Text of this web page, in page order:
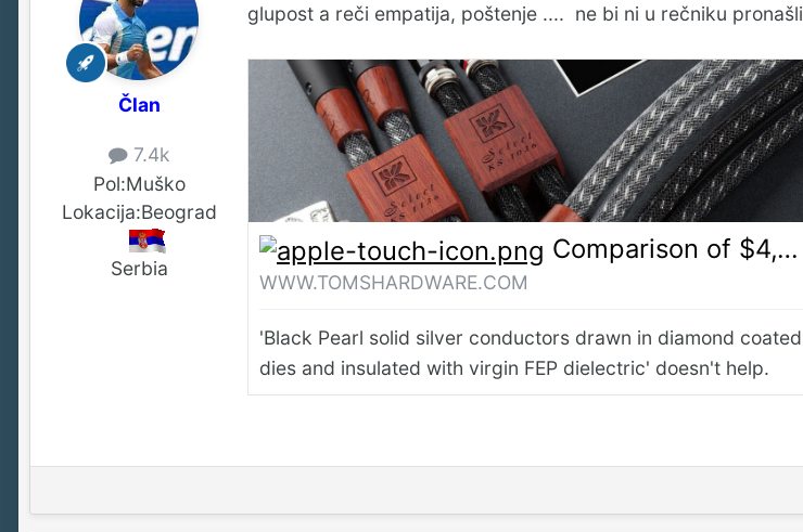
Član
7.4k
Pol:Muško
Lokacija:Beograd
Serbia
glupost a reči empatija, poštenje .... ne bi ni u rečniku pronašli
Comparison of $4,000 boutique audio cable to $7 Amazon Basics cable shows audiophiles waste a lot of money — scientific audio equipment analysis with analyzer shows no difference in quality | Tom's Hardware
WWW.TOMSHARDWARE.COM
'Black Pearl solid silver conductors drawn in diamond coated
dies and insulated with virgin FEP dielectric' doesn't help.